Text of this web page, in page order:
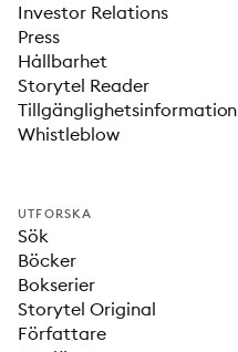
Investor Relations
Press
Hållbarhet
Storytel Reader
Tillgänglighetsinformation
Whistleblow
UTFORSKA
Sök
Böcker
Bokserier
Storytel Original
Författare